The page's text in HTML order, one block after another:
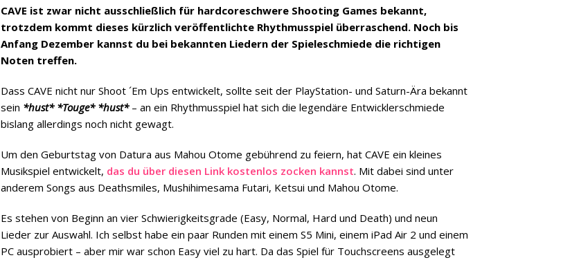
CAVE ist zwar nicht ausschließlich für hardcoreschwere Shooting Games bekannt,
trotzdem kommt dieses kürzlich veröffentlichte Rhythmusspiel überraschend. Noch bis
Anfang Dezember kannst du bei bekannten Liedern der Spieleschmiede die richtigen
Noten treffen.
Dass CAVE nicht nur Shoot ´Em Ups entwickelt, sollte seit der PlayStation- und Saturn-Ära bekannt
sein *hust* *Touge* *hust*– an ein Rhythmusspiel hat sich die legendäre Entwicklerschmiede
bislang allerdings noch nicht gewagt.
Um den Geburtstag von Datura aus Mahou Otome gebührend zu feiern, hat CAVE ein kleines
Musikspiel entwickelt, das du über diesen Link kostenlos zocken kannst. Mit dabei sind unter
anderem Songs aus Deathsmiles, Mushihimesama Futari, Ketsui und Mahou Otome.
Es stehen von Beginn an vier Schwierigkeitsgrade (Easy, Normal, Hard und Death) und neun
Lieder zur Auswahl. Ich selbst habe ein paar Runden mit einem S5 Mini, einem iPad Air 2 und einem
PC ausprobiert – aber mir war schon Easy viel zu hart. Da das Spiel für Touchscreens ausgelegt